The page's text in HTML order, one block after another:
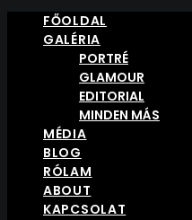
FŐOLDAL
GALÉRIA
PORTRÉ
GLAMOUR
EDITORIAL
MINDEN MÁS
MÉDIA
BLOG
RÓLAM
ABOUT
KAPCSOLAT
2017-10-25
VIDEO
SZIPALPETER